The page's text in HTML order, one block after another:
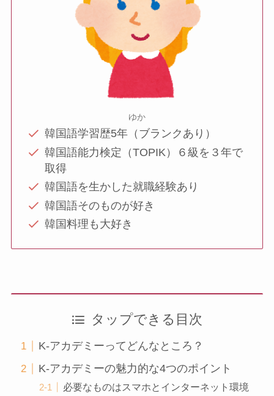
ゆか
韓国語学習歴5年（ブランクあり）
韓国語能力検定（TOPIK）６級を３年で
取得
韓国語を生かした就職経験あり
韓国語そのものが好き
韓国料理も大好き
タップできる目次
K-アカデミーってどんなところ？
K-アカデミーの魅力的な4つのポイント
必要なものはスマホとインターネット環境